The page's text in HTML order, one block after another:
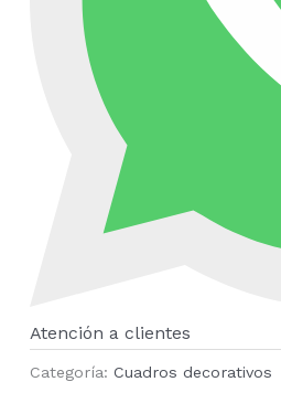
Atención a clientes
Categoría: Cuadros decorativos